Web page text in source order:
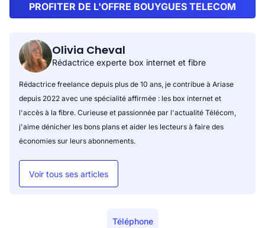
PROFITER DE L'OFFRE BOUYGUES TELECOM
Olivia Cheval
Rédactrice experte box internet et fibre
Rédactrice freelance depuis plus de 10 ans, je contribue à Ariase
depuis 2022 avec une spécialité affirmée : les box internet et
l'accès à la fibre. Curieuse et passionnée par l'actualité Télécom,
j'aime dénicher les bons plans et aider les lecteurs à faire des
économies sur leurs abonnements.
Voir tous ses articles
Téléphone